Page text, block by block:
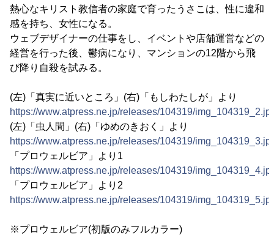
熱心なキリスト教信者の家庭で育ったうさこは、性に違和
感を持ち、女性になる。
ウェブデザイナーの仕事をし、イベントや店舗運営などの
経営を行った後、鬱病になり、マンションの12階から飛
び降り自殺を試みる。
(左)「真実に近いところ」(右)「もしわたしが」より
https://www.atpress.ne.jp/releases/104319/
(左)「虫人間」(右)「ゆめのきおく」より
https://www.atpress.ne.jp/releases/104319/
「プロウェルビア」より1
https://www.atpress.ne.jp/releases/104319/
「プロウェルビア」より2
https://www.atpress.ne.jp/releases/104319/
※プロウェルビア(初版のみフルカラー)